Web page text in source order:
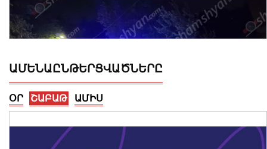
ԱՄԵՆԱԸՆԹԵՐՑՎԱԾՆԵՐԸ
ՕՐ ՇԱԲԱԹ ԱՄԻՍ